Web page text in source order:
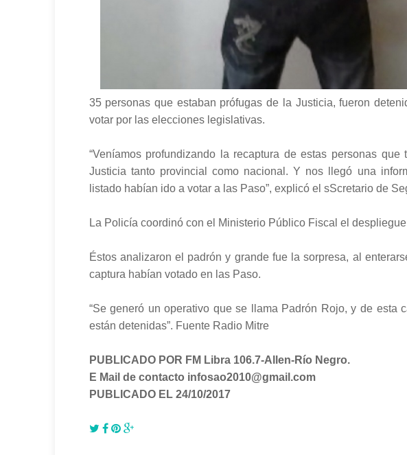
35 personas que estaban prófugas de la Justicia, fueron
votar por las elecciones legislativas.
“Veníamos profundizando la recaptura de estas personas
Justicia tanto provincial como nacional. Y nos llegó una
listado habían ido a votar a las Paso”, explicó el sScretario de
La Policía coordinó con el Ministerio Público Fiscal el
Éstos analizaron el padrón y grande fue la sorpresa, al
captura habían votado en las Paso.
“Se generó un operativo que se llama Padrón Rojo, y de esta
están detenidas”. Fuente Radio Mitre
PUBLICADO POR FM Libra 106.7-Allen-Río Negro.
E Mail de contacto infosao2010@gmail.com
PUBLICADO EL 24/10/2017